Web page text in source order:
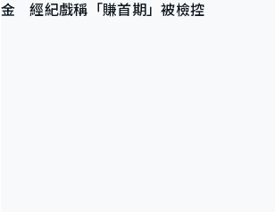
金 經紀戲稱「賺首期」被檢控